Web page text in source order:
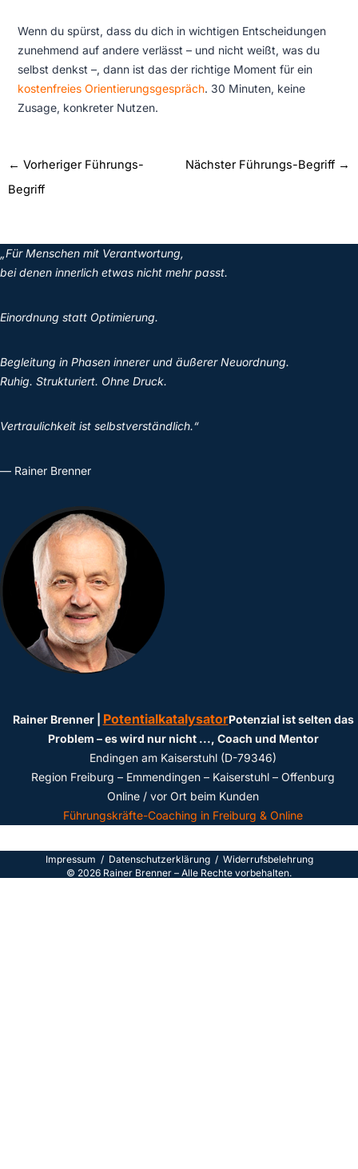
Wenn du spürst, dass du dich in wichtigen Entscheidungen
zunehmend auf andere verlässt – und nicht weißt, was du
selbst denkst –, dann ist das der richtige Moment für ein
kostenfreies Orientierungsgespräch. 30 Minuten, keine
Zusage, konkreter Nutzen.
← Vorheriger Führungs-
Begriff
Nächster Führungs-Begriff →
„Für Menschen mit Verantwortung,
bei denen innerlich etwas nicht mehr passt.
Einordnung statt Optimierung.
Begleitung in Phasen innerer und äußerer Neuordnung.
Ruhig. Strukturiert. Ohne Druck.
Vertraulichkeit ist selbstverständlich.“
— Rainer Brenner
Rainer Brenner | PotentialkatalysatorPotenzial ist selten das
Problem – es wird nur nicht ..., Coach und Mentor
Endingen am Kaiserstuhl (D-79346)
Region Freiburg – Emmendingen – Kaiserstuhl – Offenburg
Online / vor Ort beim Kunden
Führungskräfte-Coaching in Freiburg & Online
Impressum / Datenschutzerklärung / Widerrufsbelehrung
© 2026 Rainer Brenner – Alle Rechte vorbehalten.